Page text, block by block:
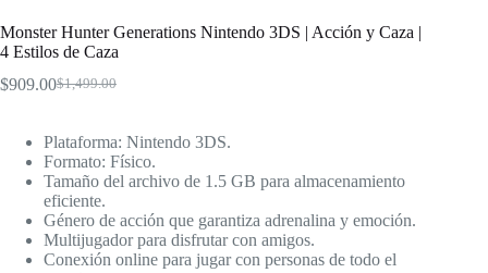
Monster Hunter Generations Nintendo 3DS | Acción y Caza |
4 Estilos de Caza
$1,499.00
El
era:
$1,499.00.
$909.00El
es:
$909.00.
Plataforma: Nintendo 3DS.
Formato: Físico.
Tamaño del archivo de 1.5 GB para almacenamiento
eficiente.
Género de acción que garantiza adrenalina y emoción.
Multijugador para disfrutar con amigos.
Conexión online para jugar con personas de todo el